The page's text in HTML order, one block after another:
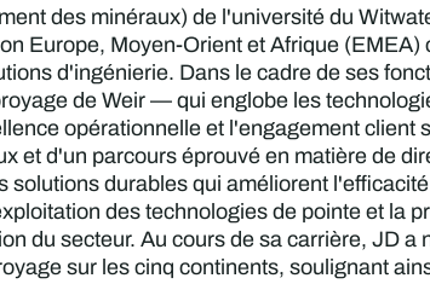
des minéraux) de l'université du
Europe, Moyen-Orient et Afrique (EMEA)
d'ingénierie. Dans le cadre de ses
de Weir — qui englobe les
opérationnelle et l'engagement client
et d'un parcours éprouvé en matière de
durables qui améliorent
des technologies de pointe et la
du secteur. Au cours de sa carrière, JD a
sur les cinq continents, soulignant